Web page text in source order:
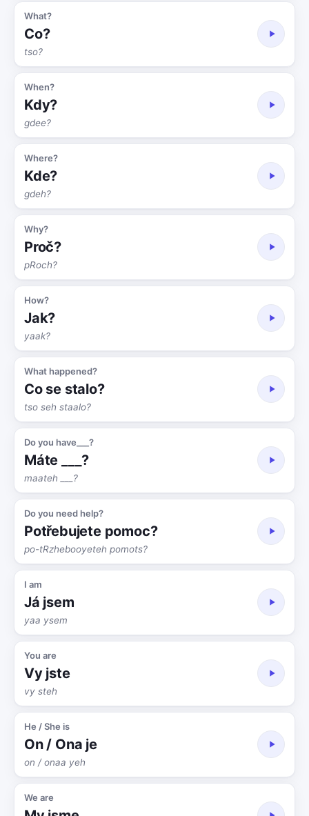
What?
Co?
tso?
When?
Kdy?
gdee?
Where?
Kde?
gdeh?
Why?
Proč?
pRoch?
How?
Jak?
yaak?
What happened?
Co se stalo?
tso seh staalo?
Do you have___?
Máte ___?
maateh ___?
Do you need help?
Potřebujete pomoc?
po-tRzhebooyeteh pomots?
I am
Já jsem
yaa ysem
You are
Vy jste
vy steh
He / She is
On / Ona je
on / onaa yeh
We are